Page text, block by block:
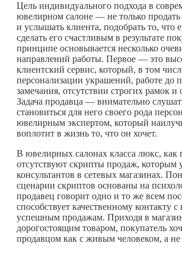
Цель индивидуального подхода в
ювелирном салоне — не только
и услышать клиента, подобрать то, что
сделать его счастливым в результате
принципе основывается несколько
направлений работы. Первое — это
клиентский сервис, который, в том
персонализации украшений, работе до
замечания, отсутствии строгих рамок и
Задача продавца — внимательно
становиться для него своего рода
ювелирным экспертом, который
воплотит в жизнь то, что он хочет.
В ювелирных салонах класса люкс, как
отсутствуют скрипты продаж, которым
консультантов в сетевых магазинах.
сценарии скриптов основаны на
продавец говорит одно и то же всем
способствует качественному контакту
успешным продажам. Приходя в
дорогостоящим товаром, покупатель
продавцом как с живым человеком, а не